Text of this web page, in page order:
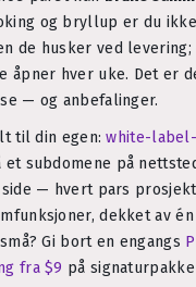
og bryllup er du
de husker ved
åpner hver uke. Det er
— og anbefalinger.
til din egen:white-
et subdomene på
— hvert pars
dekket av
Gi bort en engangs
fra $9 på